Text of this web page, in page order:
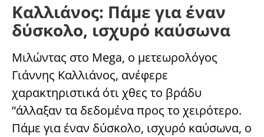
Καλλιάνος: Πάμε για έναν
δύσκολο, ισχυρό καύσωνα
Μιλώντας στο Mega, ο μετεωρολόγος
Γιάννης Καλλιάνος, ανέφερε
χαρακτηριστικά ότι χθες το βράδυ
“άλλαξαν τα δεδομένα προς το χειρότερο.
Πάμε για έναν δύσκολο, ισχυρό καύσωνα, ο